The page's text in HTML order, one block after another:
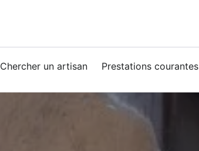
Chercher un artisan Prestations courantes